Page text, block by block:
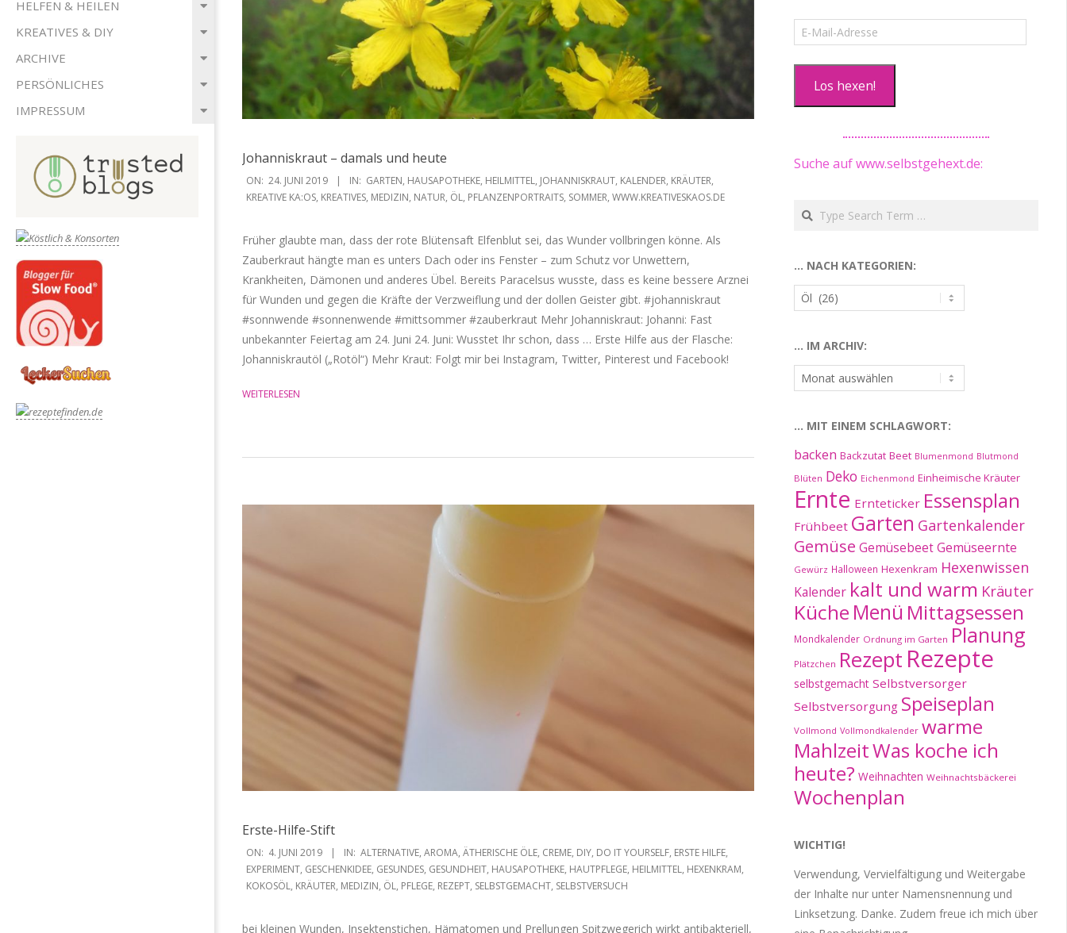
HELFEN & HEILEN
KREATIVES & DIY
ARCHIVE
PERSÖNLICHES
IMPRESSUM
Johanniskraut – damals und heute
2019-
06-
ON: 24. JUNI 2019 IN: GARTEN, HAUSAPOTHEKE, HEILMITTEL, JOHANNISKRAUT, KALENDER, KRÄUTER,
KREATIVE KA:OS, KREATIVES, MEDIZIN, NATUR, ÖL, PFLANZENPORTRAITS, SOMMER, WWW.KREATIVESKAOS.DE
Früher glaubte man, dass der rote Blütensaft Elfenblut sei, das Wunder vollbringen könne. Als
Zauberkraut hängte man es unters Dach oder ins Fenster – zum Schutz vor Unwettern,
Krankheiten, Dämonen und anderes Übel. Bereits Paracelsus wusste, dass es keine bessere Arznei
für Wunden und gegen die Kräfte der Verzweiflung und der dollen Geister gibt. #johanniskraut
#sonnwende #sonnenwende #mittsommer #zauberkraut Mehr Johanniskraut: Johanni: Fast
unbekannter Feiertag am 24. Juni 24. Juni: Wusstet Ihr schon, dass … Erste Hilfe aus der Flasche:
Johanniskrautöl („Rotöl“) Mehr Kraut: Folgt mir bei Instagram, Twitter, Pinterest und Facebook!
WEITERLESEN
Erste-Hilfe-Stift
2019-
06-
04
ON: 4. JUNI 2019 IN: ALTERNATIVE, AROMA, ÄTHERISCHE ÖLE, CREME, DIY, DO IT YOURSELF, ERSTE HILFE,
EXPERIMENT, GESCHENKIDEE, GESUNDES, GESUNDHEIT, HAUSAPOTHEKE, HAUTPFLEGE, HEILMITTEL, HEXENKRAM,
KOKOSÖL, KRÄUTER, MEDIZIN, ÖL, PFLEGE, REZEPT, SELBSTGEMACHT, SELBSTVERSUCH
bei kleinen Wunden, Insektenstichen, Hämatomen und Prellungen Spitzwegerich wirkt antibakteriell,
E-
Mail-
Los hexen!
Suche auf www.selbstgehext.de:
Search
… NACH KATEGORIEN:
…
nach
… IM ARCHIV:
…
im
… MIT EINEM SCHLAGWORT:
backen Backzutat Beet Blumenmond Blutmond
Blüten Deko Eichenmond Einheimische Kräuter
Ernte Ernteticker Essensplan
Frühbeet Garten Gartenkalender
Gemüse Gemüsebeet Gemüseernte
Gewürz Halloween Hexenkram Hexenwissen
Kalender kalt und warm Kräuter
Küche Menü Mittagsessen
Mondkalender Ordnung im Garten Planung
Plätzchen Rezept Rezepte
selbstgemacht Selbstversorger
Selbstversorgung Speiseplan
Vollmond Vollmondkalender warme
MahlzeitWas koche ich
heute? Weihnachten Weihnachtsbäckerei
Wochenplan
WICHTIG!
Verwendung, Vervielfältigung und Weitergabe
der Inhalte nur unter Namensnennung und
Linksetzung. Danke. Zudem freue ich mich über